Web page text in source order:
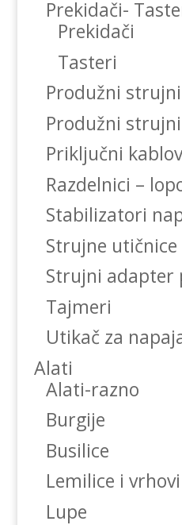
Prekidači-
Prekidači
Tasteri
Produžni
Produžni
Priključni
Razdelnici –
Stabilizatori
Strujne utičnice
Strujni adapter
Tajmeri
Utikač za
Alati
Alati-razno
Burgije
Busilice
Lemilice i vrhovi
Lupe